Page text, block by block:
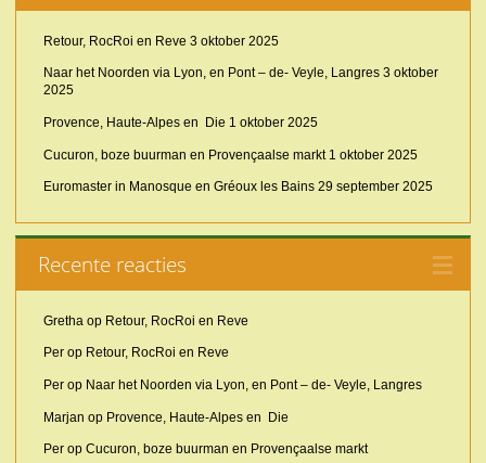
Retour, RocRoi en Reve 3 oktober 2025
Naar het Noorden via Lyon, en Pont – de- Veyle, Langres 3 oktober
2025
Provence, Haute-Alpes en Die 1 oktober 2025
Cucuron, boze buurman en Provençaalse markt 1 oktober 2025
Euromaster in Manosque en Gréoux les Bains 29 september 2025
Recente reacties
Gretha op Retour, RocRoi en Reve
Perop Retour, RocRoi en Reve
Perop Naar het Noorden via Lyon, en Pont – de- Veyle, Langres
Marjan op Provence, Haute-Alpes en Die
Perop Cucuron, boze buurman en Provençaalse markt